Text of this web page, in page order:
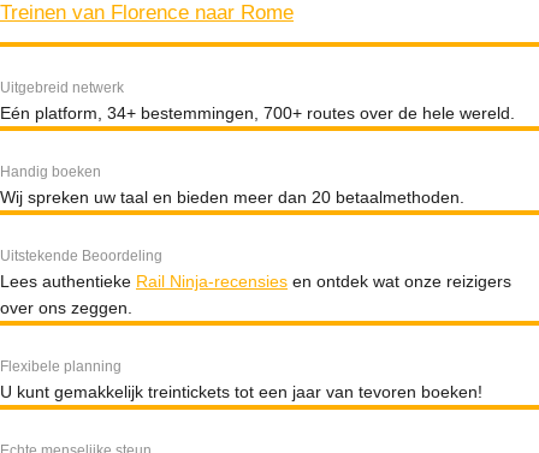
Treinen van Florence naar Rome
Uitgebreid netwerk
Eén platform, 34+ bestemmingen, 700+ routes over de hele wereld.
Handig boeken
Wij spreken uw taal en bieden meer dan 20 betaalmethoden.
Uitstekende Beoordeling
Lees authentieke Rail Ninja-recensies en ontdek wat onze reizigers
over ons zeggen.
Flexibele planning
U kunt gemakkelijk treintickets tot een jaar van tevoren boeken!